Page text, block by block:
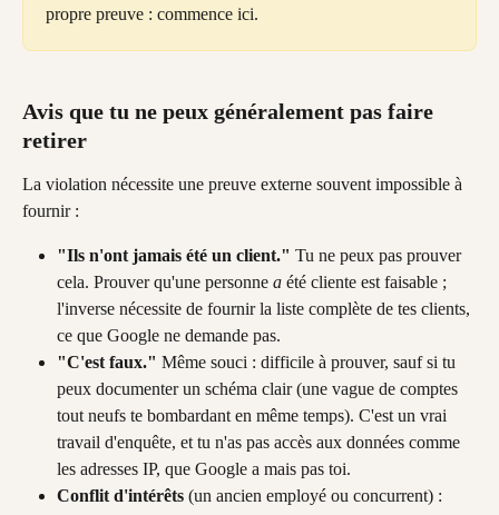
propre preuve : commence ici.
Avis que tu ne peux généralement pas faire
retirer
La violation nécessite une preuve externe souvent impossible à
fournir :
"Ils n'ont jamais été un client." Tu ne peux pas prouver
cela. Prouver qu'une personne a été cliente est faisable ;
l'inverse nécessite de fournir la liste complète de tes clients,
ce que Google ne demande pas.
"C'est faux." Même souci : difficile à prouver, sauf si tu
peux documenter un schéma clair (une vague de comptes
tout neufs te bombardant en même temps). C'est un vrai
travail d'enquête, et tu n'as pas accès aux données comme
les adresses IP, que Google a mais pas toi.
Conflit d'intérêts (un ancien employé ou concurrent) :